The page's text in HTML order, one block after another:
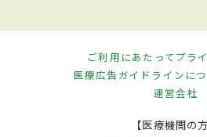
ご利用にあたってプラ
医療広告ガイドラインに
運営会社
【医療機関の方